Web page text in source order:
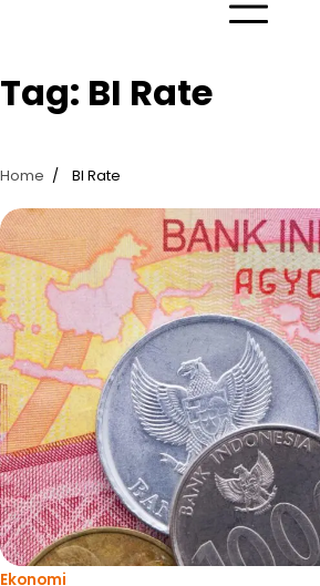
Tag: BI Rate
Home BI Rate
Ekonomi